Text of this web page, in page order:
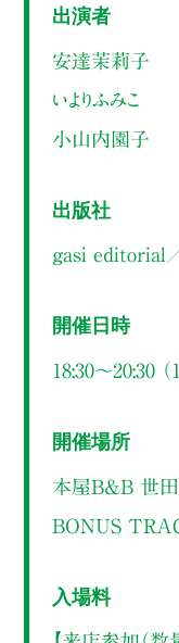
出演者
安達茉莉子
いよりふみこ
小山内園子
出版社
gasi editorial／
開催日時
18:30～20:30
開催場所
本屋B&B 世
BONUS
入場料